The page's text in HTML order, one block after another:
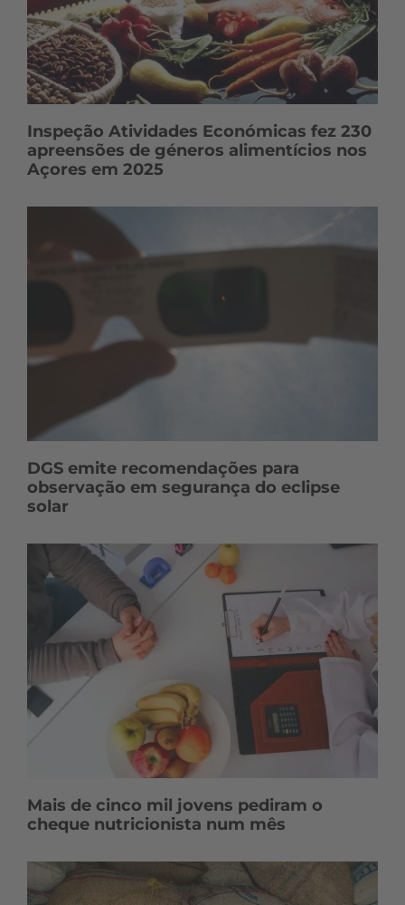
Inspeção Atividades Económicas fez 230
apreensões de géneros alimentícios nos
Açores em 2025
DGS emite recomendações para
observação em segurança do eclipse
solar
Mais de cinco mil jovens pediram o
cheque nutricionista num mês